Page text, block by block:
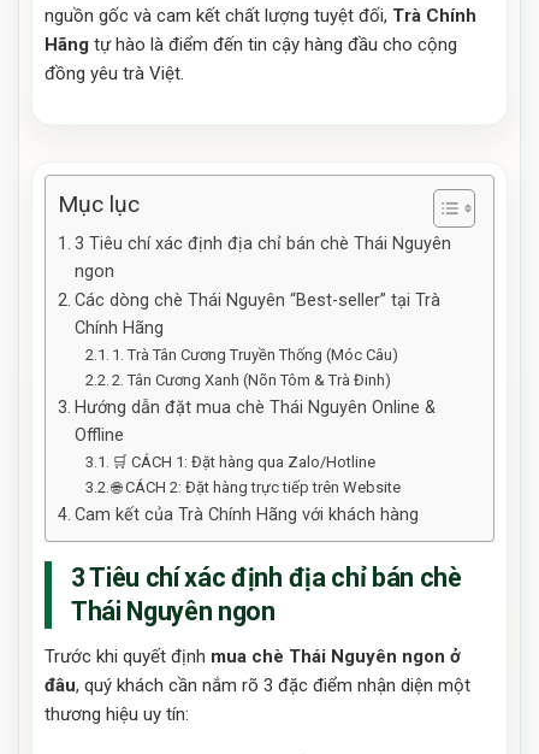
nguồn gốc và cam kết chất lượng tuyệt đối, Trà Chính
Hãng tự hào là điểm đến tin cậy hàng đầu cho cộng
đồng yêu trà Việt.
Mục lục
3 Tiêu chí xác định địa chỉ bán chè Thái Nguyên
ngon
Các dòng chè Thái Nguyên “Best-seller” tại Trà
Chính Hãng
1. Trà Tân Cương Truyền Thống (Móc Câu)
2. Tân Cương Xanh (Nõn Tôm & Trà Đinh)
Hướng dẫn đặt mua chè Thái Nguyên Online &
Offline
🛒 CÁCH 1: Đặt hàng qua Zalo/Hotline
🌐 CÁCH 2: Đặt hàng trực tiếp trên Website
Cam kết của Trà Chính Hãng với khách hàng
3 Tiêu chí xác định địa chỉ bán chè
Thái Nguyên ngon
Trước khi quyết định mua chè Thái Nguyên ngon ở
đâu, quý khách cần nắm rõ 3 đặc điểm nhận diện một
thương hiệu uy tín: